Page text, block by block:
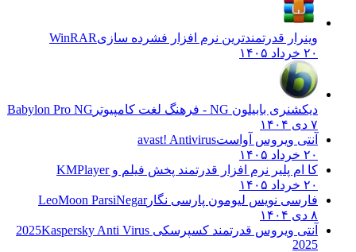
وینرار قدرتمندترین نرم افزار فشرده سازیWinRAR
۲۰ خرداد ۱۴۰۵
دیکشنری بابیلون NG - فرهنگ لغت کامپیوتر
Babylon Pro NG
آنتی ویروس آواستavast! Antivirus
۲۰ خرداد ۱۴۰۵
کا ام پلیر نرم افزار قدرتمند پخش فیلم وKMPlayer
۲۰ خرداد ۱۴۰۵
فارسی نویس لیومون پارسی نگارLeoMoon ParsiNegar
آنتی ویروس قدرتمند کسپرسکی 2025 Kaspersky Anti Virus
2025